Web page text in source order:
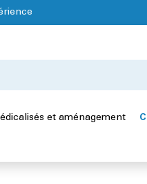
et aménagement